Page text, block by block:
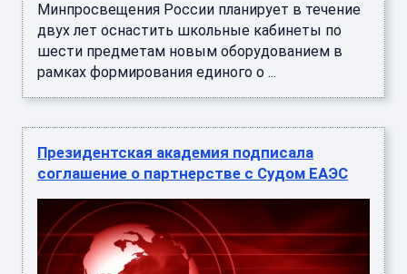
Минпросвещения России планирует в течение
двух лет оснастить школьные кабинеты по
шести предметам новым оборудованием в
рамках формирования единого о ...
Президентская академия подписала
соглашение о партнерстве с Судом ЕАЭС